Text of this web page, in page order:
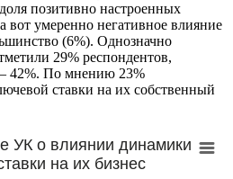
позитивно настроенных
вот умеренно негативное влияние
(6%). Однозначно
29% респондентов,
42%. По мнению 23%
ставки на их собственный
УК о влиянии динамики
на их бизнес